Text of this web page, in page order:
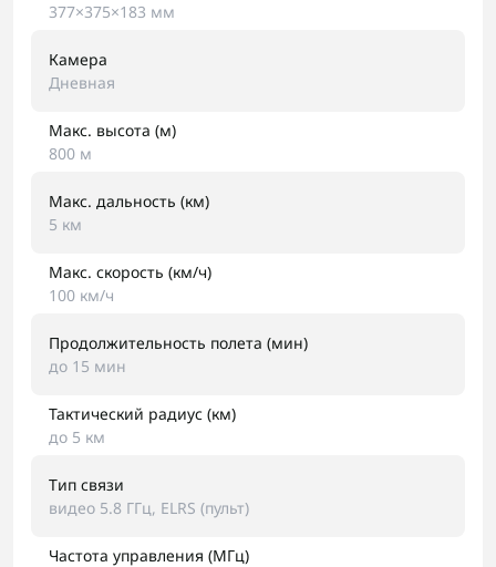
377×375×183 мм
Камера
Дневная
Макс. высота (м)
800 м
Макс. дальность (км)
5 км
Макс. скорость (км/ч)
100 км/ч
Продолжительность полета (мин)
до 15 мин
Тактический радиус (км)
до 5 км
Тип связи
видео 5.8 ГГц, ELRS (пульт)
Частота управления (МГц)